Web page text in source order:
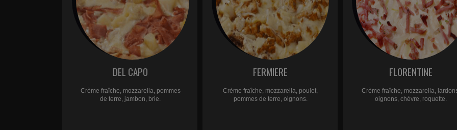
DEL CAPO
Crème fraîche, mozzarella, pommes
de terre, jambon, brie.
FERMIERE
Crème fraîche, mozzarella, poulet,
pommes de terre, oignons.
FLORENTINE
Crème fraîche, mozzarella,
oignons, chèvre, roquette.